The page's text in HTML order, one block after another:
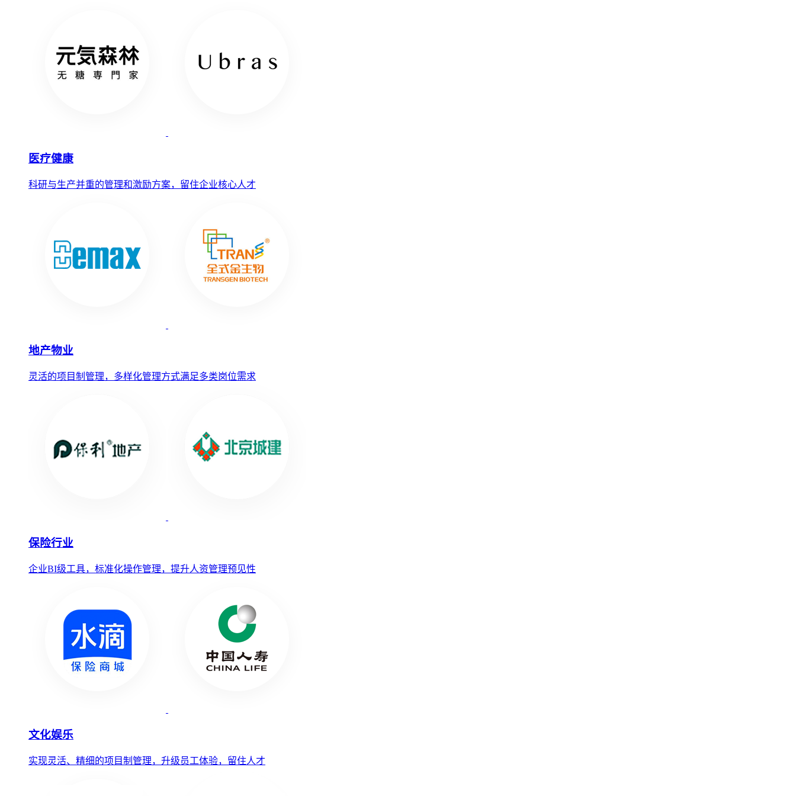
医疗健康
科研与生产并重的管理和激励方案，留住企业核心人才
地产物业
灵活的项目制管理，多样化管理方式满足多类岗位需求
保险行业
企业BI级工具，标准化操作管理，提升人资管理预见性
文化娱乐
实现灵活、精细的项目制管理，升级员工体验，留住人才